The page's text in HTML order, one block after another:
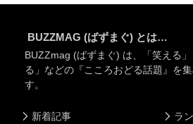
BUZZMAG (ばずまぐ) とは…
BUZZmag (ばずまぐ) は、「笑える
る」などの『こころおどる話題』を
す。
新着記事 ラ